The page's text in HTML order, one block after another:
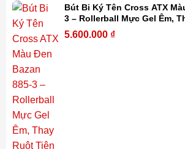
Bút Bi Ký Tên Cross ATX
3 – Rollerball Mực Gel Êm,
Kèm Hộp Quà Cao Cấp
5.600.000 ₫